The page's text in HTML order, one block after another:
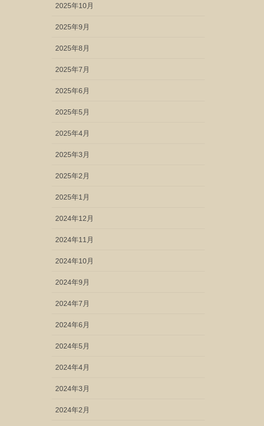
2025年10月
2025年9月
2025年8月
2025年7月
2025年6月
2025年5月
2025年4月
2025年3月
2025年2月
2025年1月
2024年12月
2024年11月
2024年10月
2024年9月
2024年7月
2024年6月
2024年5月
2024年4月
2024年3月
2024年2月